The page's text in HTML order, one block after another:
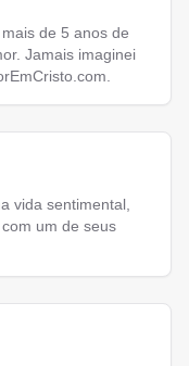
de 5 anos de
Jamais imaginei
vida sentimental,
um de seus